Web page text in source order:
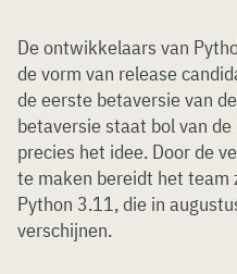
De ontwikkelaars van
de vorm van release
de eerste betaversie van
betaversie staat bol van
precies het idee. Door de
te maken bereidt het team
Python 3.11, die in
verschijnen.